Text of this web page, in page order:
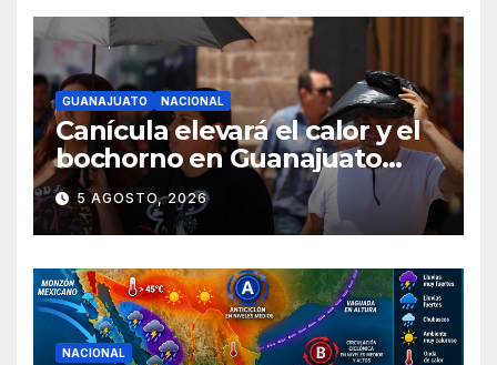
GUANAJUATO NACIONAL
Canícula elevará el calor y el
bochorno en Guanajuato
durante agosto
5 AGOSTO, 2026
NACIONAL